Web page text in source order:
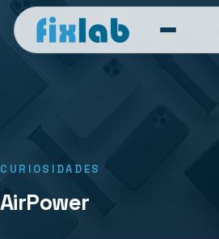
CURIOSIDADES
AirPower